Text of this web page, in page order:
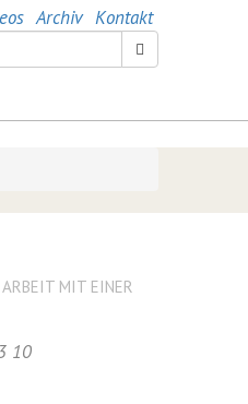
Archiv Kontakt
MIT EINER
10